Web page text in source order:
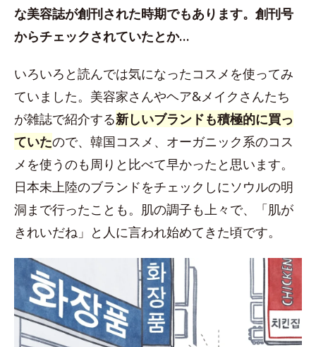
な美容誌が創刊された時期でもあります。創刊号
からチェックされていたとか…
いろいろと読んでは気になったコスメを使ってみ
ていました。美容家さんやヘア&メイクさんたち
が雑誌で紹介する新しいブランドも積極的に買っ
ていたので、韓国コスメ、オーガニック系のコス
メを使うのも周りと比べて早かったと思います。
日本未上陸のブランドをチェックしにソウルの明
洞まで行ったことも。肌の調子も上々で、「肌が
きれいだね」と人に言われ始めてきた頃です。